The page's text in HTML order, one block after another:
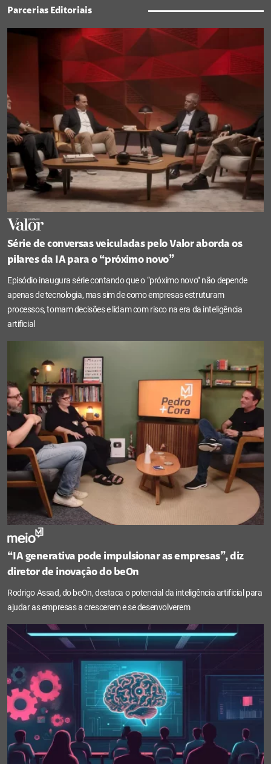
Parcerias Editoriais
Série de conversas veiculadas pelo Valor aborda os
pilares da IA para o “próximo novo”
Episódio inaugura série contando que o “próximo novo” não depende
apenas de tecnologia, mas sim de como empresas estruturam
processos, tomam decisões e lidam com risco na era da inteligência
artificial
“IA generativa pode impulsionar as empresas”, diz
diretor de inovação do beOn
Rodrigo Assad, do beOn, destaca o potencial da inteligência artificial para
ajudar as empresas a crescerem e se desenvolverem